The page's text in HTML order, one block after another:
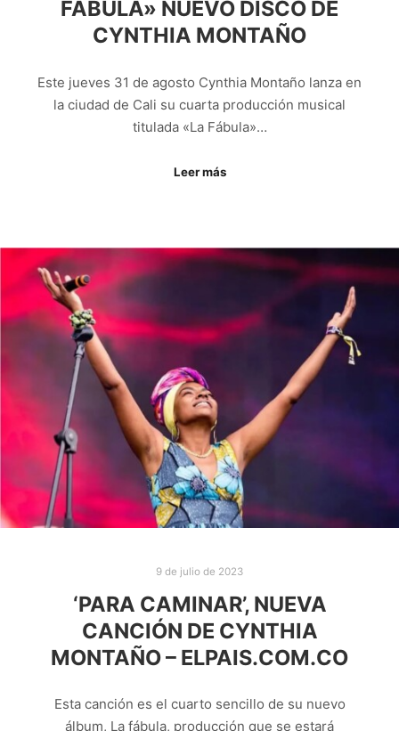
FÁBULA» NUEVO DISCO DE
CYNTHIA MONTAÑO
Este jueves 31 de agosto Cynthia Montaño lanza en
la ciudad de Cali su cuarta producción musical
titulada «La Fábula»…
Leer más
9 de julio de 2023
‘PARA CAMINAR’, NUEVA
CANCIÓN DE CYNTHIA
MONTAÑO – ELPAIS.COM.CO
Esta canción es el cuarto sencillo de su nuevo
álbum, La fábula, producción que se estará